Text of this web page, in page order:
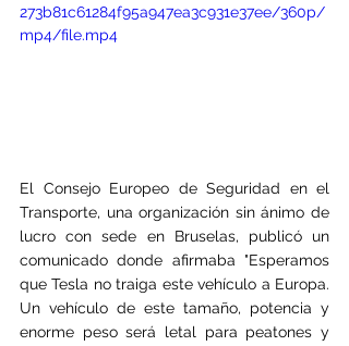
273b81c61284f95a947ea3c931e37ee/360p/
mp4/file.mp4
El Consejo Europeo de Seguridad en el
Transporte, una organización sin ánimo de
lucro con sede en Bruselas, publicó un
comunicado donde afirmaba "Esperamos
que Tesla no traiga este vehículo a Europa.
Un vehículo de este tamaño, potencia y
enorme peso será letal para peatones y